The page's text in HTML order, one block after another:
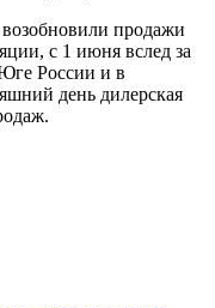
продажи
с 1 июня вслед за
России и в
день дилерская